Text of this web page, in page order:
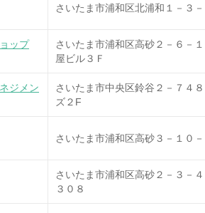
さいたま市浦和区北浦和１－３
ップ
さいたま市浦和区高砂２－６－
屋ビル３Ｆ
ジメン
さいたま市中央区鈴谷２－７４
ズ２F
さいたま市浦和区高砂３－１０
さいたま市浦和区高砂２－３－
３０８